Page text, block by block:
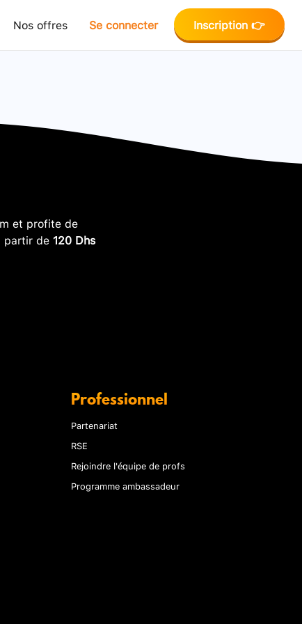
Nos offres Se connecter Inscription 👉
et profite de
partir de 120 Dhs
Professionnel
Partenariat
RSE
Rejoindre l'équipe de profs
Programme ambassadeur